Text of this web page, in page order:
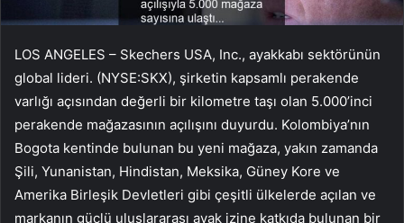
LOS ANGELES – Skechers USA, Inc., ayakkabı sektörünün
global lideri. (NYSE:SKX), şirketin kapsamlı perakende
varlığı açısından değerli bir kilometre taşı olan 5.000’inci
perakende mağazasının açılışını duyurdu. Kolombiya’nın
Bogota kentinde bulunan bu yeni mağaza, yakın zamanda
Şili, Yunanistan, Hindistan, Meksika, Güney Kore ve
Amerika Birleşik Devletleri gibi çeşitli ülkelerde açılan ve
markanın güçlü uluslararası ayak izine katkıda bulunan bir